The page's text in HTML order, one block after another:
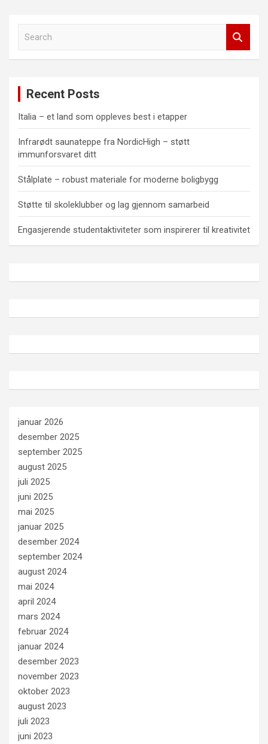
Recent Posts
Italia – et land som oppleves best i etapper
Infrarødt saunateppe fra NordicHigh – støtt
immunforsvaret ditt
Stålplate – robust materiale for moderne boligbygg
Støtte til skoleklubber og lag gjennom samarbeid
Engasjerende studentaktiviteter som inspirerer til kreativitet
januar 2026
desember 2025
september 2025
august 2025
juli 2025
juni 2025
mai 2025
januar 2025
desember 2024
september 2024
august 2024
mai 2024
april 2024
mars 2024
februar 2024
januar 2024
desember 2023
november 2023
oktober 2023
august 2023
juli 2023
juni 2023